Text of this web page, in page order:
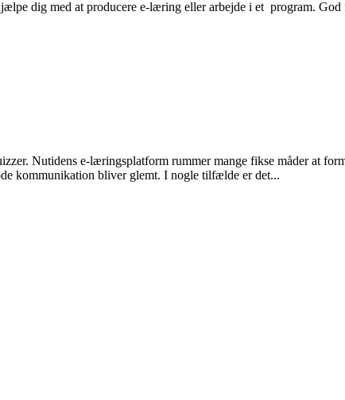
dig med at producere e-læring eller arbejde i et program. God
Nutidens e-læringsplatform rummer mange fikse måder at
kommunikation bliver glemt. I nogle tilfælde er det...